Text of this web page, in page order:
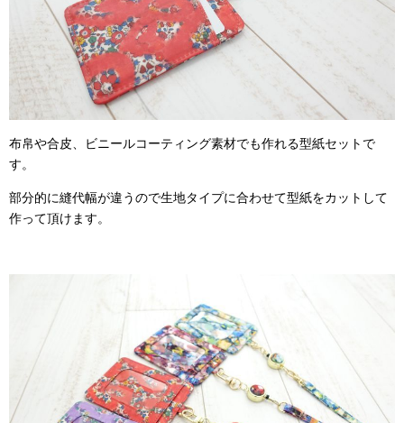
布帛や合皮、ビニールコーティング素材でも作れる型紙セットで
す。
部分的に縫代幅が違うので生地タイプに合わせて型紙をカットして
作って頂けます。